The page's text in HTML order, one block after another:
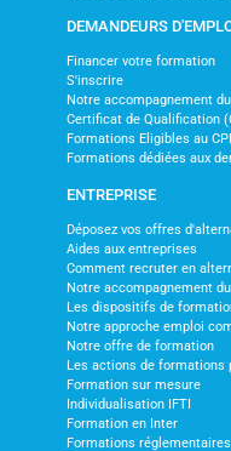
DEMANDEURS
Financer votre formation
S'inscrire
Notre accompagnement
Certificat de Qualification
Formations Eligibles au
Formations dédiées aux
ENTREPRISE
Déposez vos offres
Aides aux entreprises
Comment recruter en
Notre accompagnement
Les dispositifs de
Notre approche emploi
Notre offre de formation
Les actions de formations
Formation sur mesure
Individualisation IFTI
Formation en Inter
Formations réglementaires